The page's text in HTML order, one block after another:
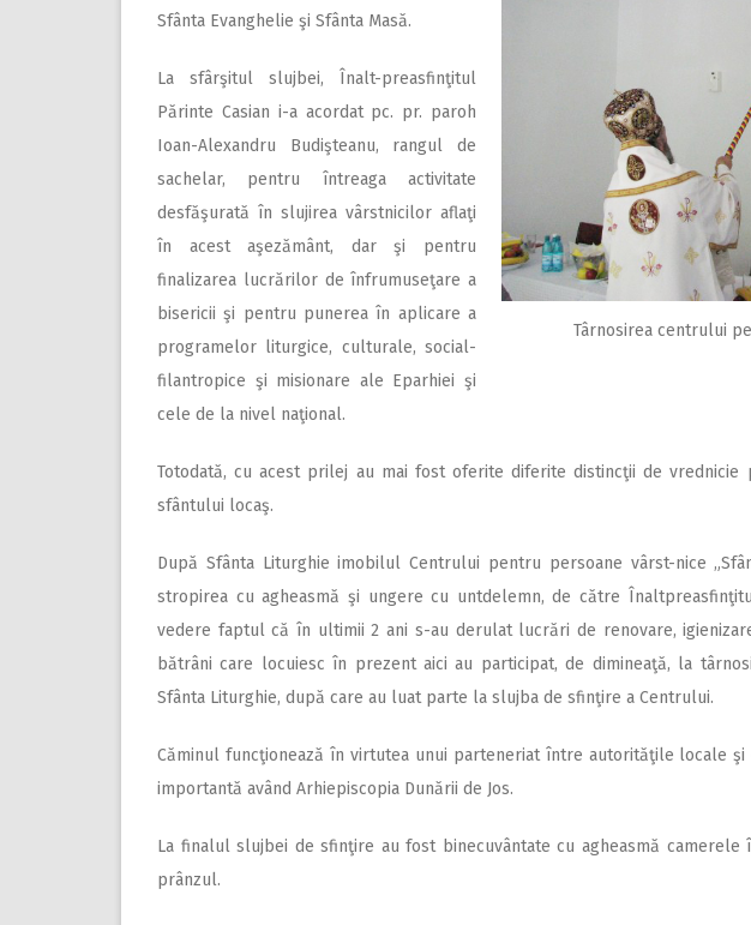
Târnosirea centrului
Sfânta Evanghelie şi Sfânta Masă.
La sfârşitul slujbei, Înalt-preasfinţitul
Părinte Casian i-a acordat pc. pr. paroh
Ioan-Alexandru Budişteanu, rangul de
sachelar, pentru întreaga activitate
desfăşurată în slujirea vârstnicilor aflaţi
în acest aşezământ, dar şi pentru
finalizarea lucrărilor de înfrumuseţare a
bisericii şi pentru punerea în aplicare a
programelor liturgice, culturale, social-
filantropice şi misionare ale Eparhiei şi
cele de la nivel naţional.
Totodată, cu acest prilej au mai fost oferite diferite distincţii de
sfântului locaş.
După Sfânta Liturghie imobilul Centrului pentru persoane vârst-nice
stropirea cu agheasmă şi ungere cu untdelemn, de către
vedere faptul că în ultimii 2 ani s-au derulat lucrări de renovare,
bătrâni care locuiesc în prezent aici au participat, de dimineaţă, la
Sfânta Liturghie, după care au luat parte la slujba de sfinţire a Centrului.
Căminul funcţionează în virtutea unui parteneriat între autorităţile locale
importantă având Arhiepiscopia Dunării de Jos.
La finalul slujbei de sfinţire au fost binecuvântate cu agheasmă
prânzul.